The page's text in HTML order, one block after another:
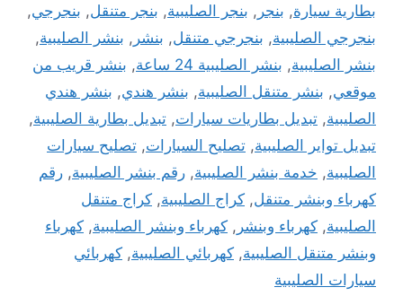
بطارية سيارة, بنجر , بنجر الصليبية, بنجر متنقل, بنجرجي,
بنجرجي الصليبية, بنجرجي متنقل, بنشر , بنشر الصليبية,
بنشر الصليبية, بنشر الصليبية 24 ساعة , بنشر قريب من
موقعي, بنشر متنقل الصليبية, بنشر هندي, بنشر هندي
الصليبية, تبديل بطاريات سيارات, تبديل بطارية الصليبية,
تبديل تواير الصليبية, تصليح السيارات, تصليح سيارات
الصليبية, خدمة بنشر الصليبية, رقم بنشر الصليبية, رقم
كهرباء وبنشر متنقل, كراج الصليبية, كراج متنقل
الصليبية, كهرباء وبنشر , كهرباء وبنشر الصليبية, كهرباء
وبنشر متنقل الصليبية, كهربائي الصليبية, كهربائي
سيارات الصليبية